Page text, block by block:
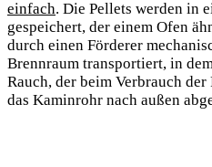
einfach. Die Pellets werden in
gespeichert, der einem Ofen
durch einen Förderer
Brennraum transportiert, in
Rauch, der beim Verbrauch
das Kaminrohr nach außen